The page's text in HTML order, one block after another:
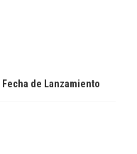
Fecha de Lanzamiento